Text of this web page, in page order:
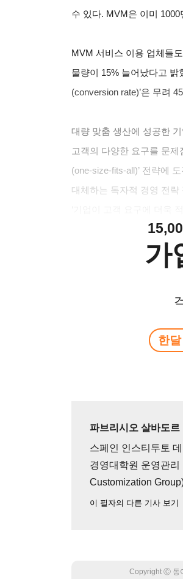
수 있다. MVM은 이미
MVM 서비스 이용 업체들
물량이 15% 늘어났다고 밝
(conversion rate)’은 무려
대량 맞춤 생산에 성공한
고객의 다양한 요구를 문
(one-size-fits-all)’ 전략에
대체하는 독자적 경영 전
가
한달
파브리시오 살바도르
스페인 인스티투토
경영대학원 운영관
Customization
이 필자의 다른 기사 보기
Copyright Ⓒ 동